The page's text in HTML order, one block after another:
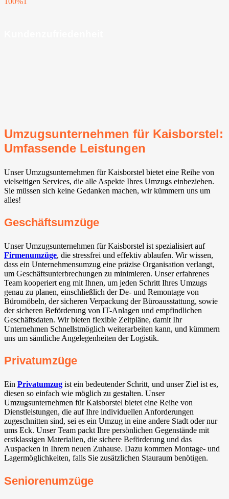
Umzugsunternehmen für Kaisborstel:
Umfassende Leistungen
Unser Umzugsunternehmen für Kaisborstel bietet eine Reihe von
vielseitigen Services, die alle Aspekte Ihres Umzugs einbeziehen.
Sie müssen sich keine Gedanken machen, wir kümmern uns um
alles!
Geschäftsumzüge
Unser Umzugsunternehmen für Kaisborstel ist spezialisiert auf
Firmenumzüge, die stressfrei und effektiv ablaufen. Wir wissen,
dass ein Unternehmensumzug eine präzise Organisation verlangt,
um Geschäftsunterbrechungen zu minimieren. Unser erfahrenes
Team kooperiert eng mit Ihnen, um jeden Schritt Ihres Umzugs
genau zu planen, einschließlich der De- und Remontage von
Büromöbeln, der sicheren Verpackung der Büroausstattung, sowie
der sicheren Beförderung von IT-Anlagen und empfindlichen
Geschäftsdaten. Wir bieten flexible Zeitpläne, damit Ihr
Unternehmen Schnellstmöglich weiterarbeiten kann, und kümmern
uns um sämtliche Angelegenheiten der Logistik.
Privatumzüge
Ein Privatumzug ist ein bedeutender Schritt, und unser Ziel ist es,
diesen so einfach wie möglich zu gestalten. Unser
Umzugsunternehmen für Kaisborstel bietet eine Reihe von
Dienstleistungen, die auf Ihre individuellen Anforderungen
zugeschnitten sind, sei es ein Umzug in eine andere Stadt oder nur
ums Eck. Unser Team packt Ihre persönlichen Gegenstände mit
erstklassigen Materialien, die sichere Beförderung und das
Auspacken in Ihrem neuen Zuhause. Dazu kommen Montage- und
Lagermöglichkeiten, falls Sie zusätzlichen Stauraum benötigen.
Seniorenumzüge